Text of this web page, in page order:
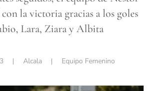
la victoria gracias a los goles
Lara, Ziara y Albita
| Alcala | Equipo Femenino